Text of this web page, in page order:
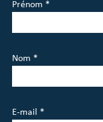
Prénom *
Nom *
E-mail *